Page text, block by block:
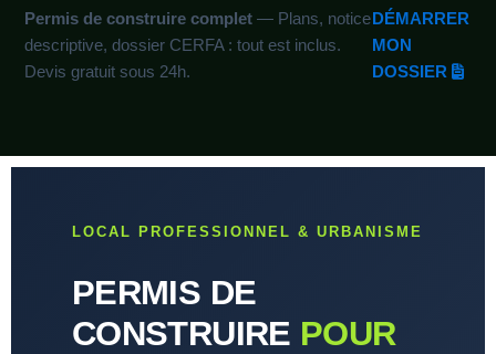
Permis de construire complet — Plans, notice
descriptive, dossier CERFA : tout est inclus.
Devis gratuit sous 24h.
DÉMARRER
MON
DOSSIER
LOCAL PROFESSIONNEL & URBANISME
PERMIS DE
CONSTRUIRE POUR